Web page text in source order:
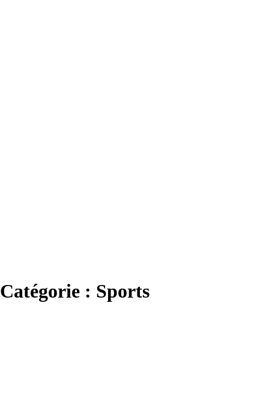
Catégorie : Sports